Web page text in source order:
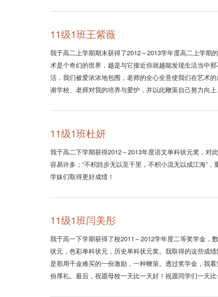
11级1班王紫薇
我于高二上学期期末获得了2012～2013学年度高二上学期
术是个奇幻的世界，越是与它接近你就越能发现生活当中
活，我们被爱浓浓地包围，老师的全心全意使我们在艺术
谢学校、老师对我的培养与爱护，并以此鞭策自己努力向
11级1班杜妍
我于高二下学期获得2012～2013年度语文单科状元奖，
容易许多；“不积跬步无以至千里，不积小流无以成江海”
学妹们取得更好成绩！
11级1班闫美彤
我于高一下学期获得了校2011～2012学年度二等奖学金，
状元，色彩单科状元，历史单科状元奖。我取得的这些成
是那用千金难买的一份激励，一种鞭策。透过奖学金，我
份厚礼。最后，祝愿母校一天比一天好！祝愿同学们一天比